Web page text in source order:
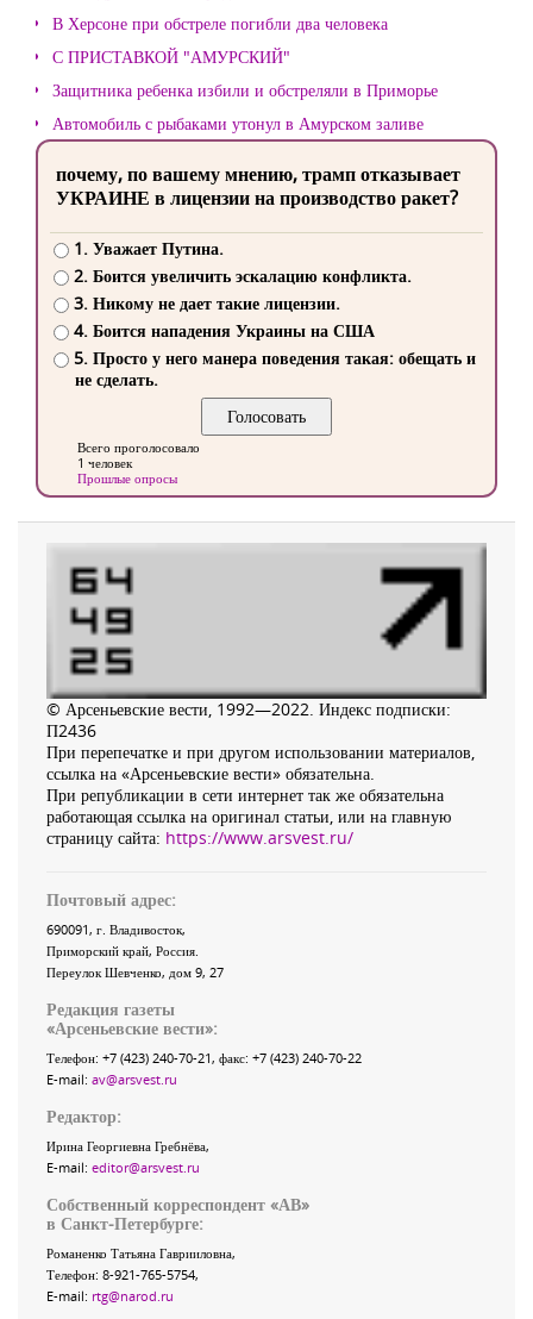
В Херсоне при обстреле погибли два человека
С ПРИСТАВКОЙ "АМУРСКИЙ"
Защитника ребенка избили и обстреляли в Приморье
Автомобиль с рыбаками утонул в Амурском заливе
почему, по вашему мнению, трамп отказывает
УКРАИНЕ в лицензии на производство ракет?
1. Уважает Путина.
2. Боится увеличить эскалацию конфликта.
3. Никому не дает такие лицензии.
4. Боится нападения Украины на США
5. Просто у него манера поведения такая: обещать и
не сделать.
Всего проголосовало
1 человек
Прошлые опросы
© Арсеньевские вести, 1992—2022. Индекс подписки:
П2436
При перепечатке и при другом использовании материалов,
ссылка на «Арсеньевские вести» обязательна.
При републикации в сети интернет так же обязательна
работающая ссылка на оригинал статьи, или на главную
страницу сайта: https://www.arsvest.ru/
Почтовый адрес:
690091, г. Владивосток,
Приморский край, Россия
Переулок Шевченко, дом 9, 27
Редакция газеты
«Арсеньевские вести»:
Телефон: +7 (423) 240-70-21, факс: +7 (423) 240-70-22
E-mail: av@arsvest.ru
Редактор:
Ирина Георгиевна Гребнёва,
E-mail: editor@arsvest.ru
Собственный корреспондент «АВ»
в Санкт-Петербурге:
Романенко Татьяна Гаврииловна,
Телефон: 8-921-765-5754,
E-mail: rtg@narod.ru